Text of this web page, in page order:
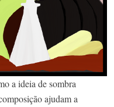
a ideia de sombra
ajudam a